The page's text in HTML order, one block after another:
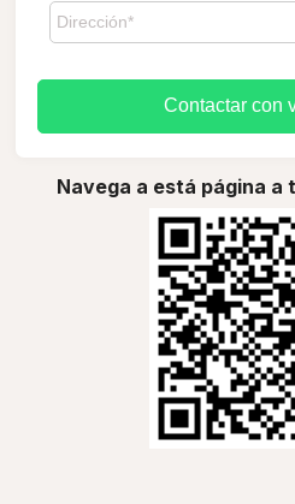
Contactar con
Navega a está página a